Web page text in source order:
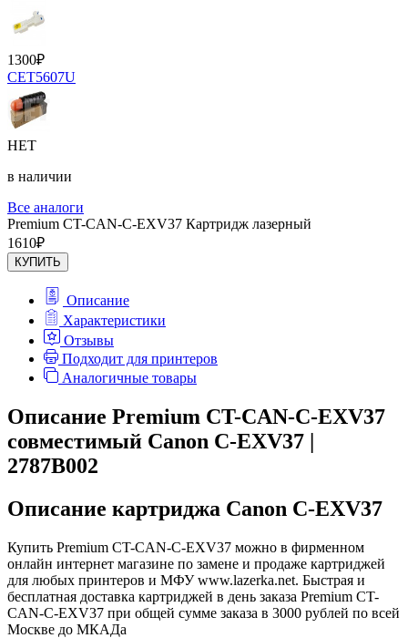
1300₽
CET5607U
НЕТ
в наличии
Все аналоги
Premium CT-CAN-C-EXV37 Картридж лазерный
1610₽
КУПИТЬ
Описание
Характеристики
Отзывы
Подходит для принтеров
Аналогичные товары
Описание Premium CT-CAN-C-EXV37
совместимый Canon C-EXV37 |
2787B002
Описание картриджа Canon C-EXV37
Купить Premium CT-CAN-C-EXV37 можно в фирменном
онлайн интернет магазине по замене и продаже картриджей
для любых принтеров и МФУ www.lazerka.net. Быстрая и
бесплатная доставка картриджей в день заказа Premium CT-
CAN-C-EXV37 при общей сумме заказа в 3000 рублей по всей
Москве до МКАДа